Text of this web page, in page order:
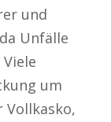
und
Unfälle
um
Vollkasko,